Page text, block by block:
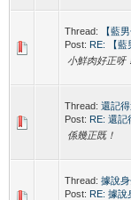
Thread:
【藍
Post: RE: 【藍
小鮮肉好正呀
Thread: 還記
Post: RE: 還記
係幾正既！
Thread: 據說
Post: RE: 據說